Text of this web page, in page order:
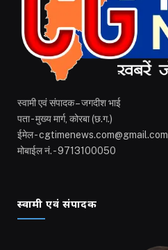
स्वामी एवं संपादक – जगदीश भाई
पता - मुख्य मार्ग, कोरबा (छ.ग.)
ईमेल - cgtimenews.com@gmail.com
मोबाईल नं. - 9713100050
स्वामी एवं संपादक